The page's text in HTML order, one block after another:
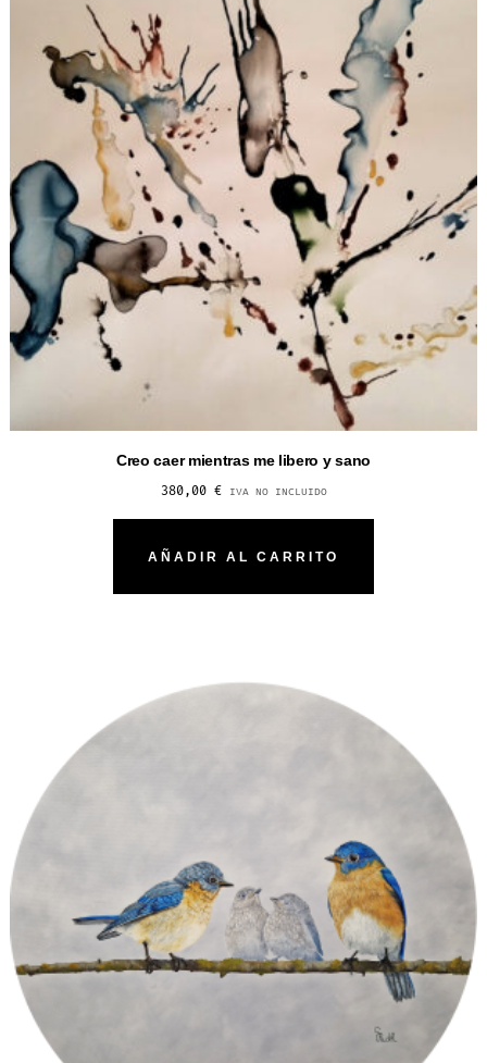
Creo caer mientras me libero y sano
380,00 € IVA NO INCLUIDO
AÑADIR AL CARRITO